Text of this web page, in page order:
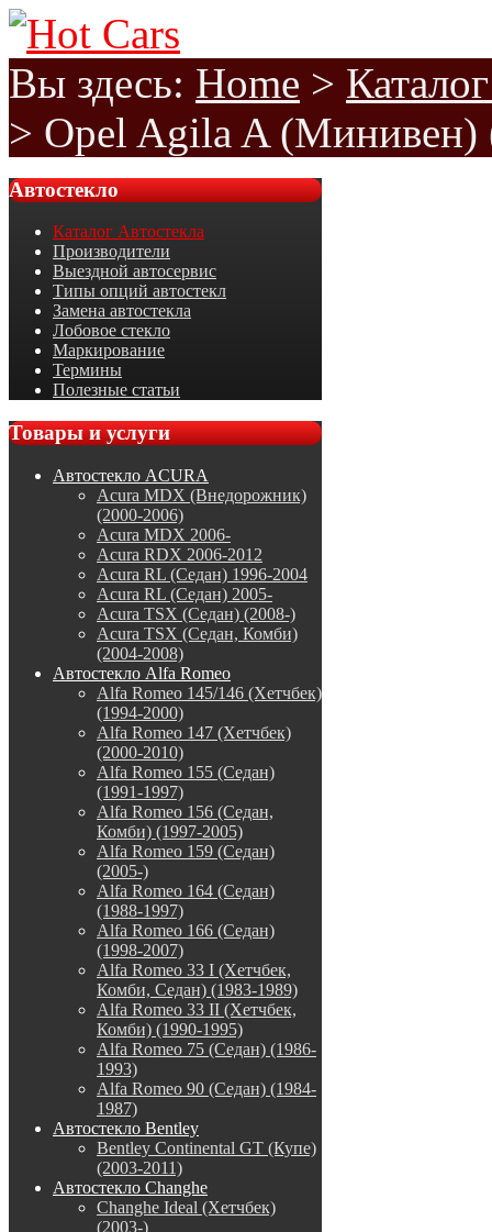
Вы здесь: Home >
> Opel Agila A (Минивен)
Автостекло
Каталог Автостекла
Производители
Выездной автосервис
Типы опций автостекл
Замена автостекла
Лобовое стекло
Маркирование
Термины
Полезные статьи
Товарыи услуги
Автостекло ACURA
Acura MDX (Внедорожник)
(2000-2006)
Acura MDX 2006-
Acura RDX 2006-2012
Acura RL (Седан) 1996-2004
Acura RL (Седан) 2005-
Acura TSX (Седан) (2008-)
Acura TSX (Седан, Комби)
(2004-2008)
Автостекло Alfa Romeo
Alfa Romeo 145/146 (Хетчбек)
(1994-2000)
Alfa Romeo 147 (Хетчбек)
(2000-2010)
Alfa Romeo 155 (Седан)
(1991-1997)
Alfa Romeo 156 (Седан,
Комби) (1997-2005)
Alfa Romeo 159 (Седан)
(2005-)
Alfa Romeo 164 (Седан)
(1988-1997)
Alfa Romeo 166 (Седан)
(1998-2007)
Alfa Romeo 33 I (Хетчбек,
Комби, Седан) (1983-1989)
Alfa Romeo 33 II (Хетчбек,
Комби) (1990-1995)
Alfa Romeo 75 (Седан) (1986-
1993)
Alfa Romeo 90 (Седан) (1984-
1987)
Автостекло Bentley
Bentley Continental GT (Купе)
(2003-2011)
Автостекло Changhe
Changhe Ideal (Хетчбек)
(2003-)